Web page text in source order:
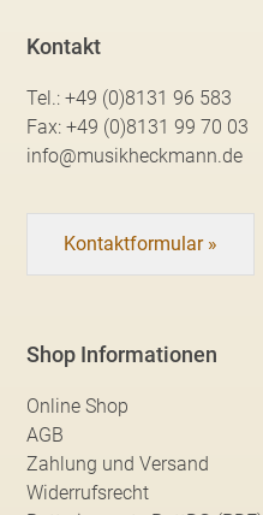
Kontakt
Tel.:+49 (0)8131 96 583
Fax:+49 (0)8131 99 70 03
info@musikheckmann.de
Kontaktformular »
Shop Informationen
Online Shop
AGB
Zahlung und Versand
Widerrufsrecht